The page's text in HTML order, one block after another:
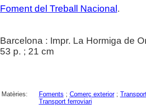
Foment del Treball Nacional.
Barcelona : Impr. La Hormiga de
53 p. ; 21 cm
Matèries: Foments ; Comerç exterior;
Transport ferroviari